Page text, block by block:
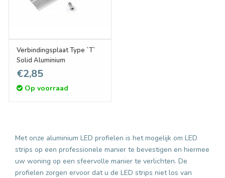
Verbindingsplaat Type `T`
Solid Aluminium
€2,85
Op voorraad
Met onze aluminium LED profielen is het mogelijk om LED
strips op een professionele manier te bevestigen en hiermee
uw woning op een sfeervolle manier te verlichten. De
profielen zorgen ervoor dat u de LED strips niet los van